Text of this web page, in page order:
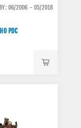
06/2006 - 05/2018
PDC